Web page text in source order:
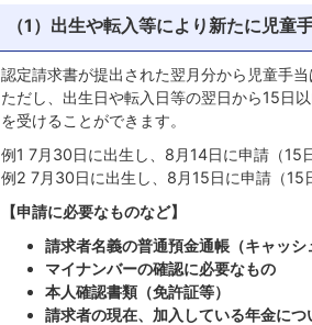
（1）出生や転入等により新たに児童
認定請求書が提出された翌月分から児童手当
ただし、出生日や転入日等の翌日から15日
を受けることができます。
例1 7月30日に出生し、8月14日に申請（
例2 7月30日に出生し、8月15日に申請（
【申請に必要なものなど】
請求者名義の普通預金通帳（キャッシ
マイナンバーの確認に必要なもの
本人確認書類（免許証等）
請求者の現在、加入している年金に